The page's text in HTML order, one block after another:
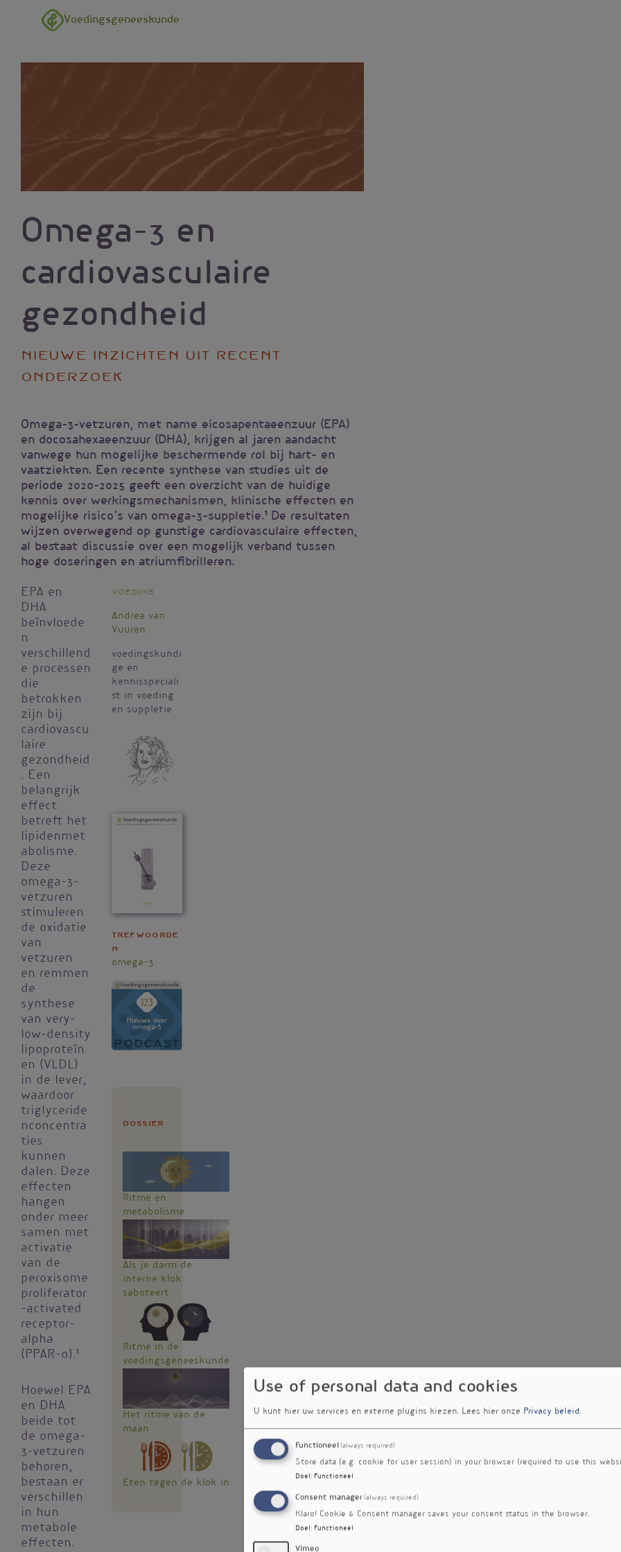
Overslaan en naar de inhoud gaan
Voedingsgeneeskunde
Omega-3 en
cardiovasculaire
gezondheid
Nieuwe inzichten uit recent
onderzoek
Omega-3-vetzuren, met name eicosapentaeenzuur (EPA)
en docosahexaeenzuur (DHA), krijgen al jaren aandacht
vanwege hun mogelijke beschermende rol bij hart- en
vaatziekten. Een recente synthese van studies uit de
periode 2020-2025 geeft een overzicht van de huidige
kennis over werkingsmechanismen, klinische effecten en
mogelijke risico’s van omega-3-suppletie.¹ De resultaten
wijzen overwegend op gunstige cardiovasculaire effecten,
al bestaat discussie over een mogelijk verband tussen
hoge doseringen en atriumfibrilleren.
EPA en
DHA
beïnvloede
n
verschillend
e processen
die
betrokken
zijn bij
cardiovascu
laire
gezondheid
. Een
belangrijk
effect
betreft het
lipidenmet
abolisme.
Deze
omega-3-
vetzuren
stimuleren
de oxidatie
van
vetzuren
en remmen
de
synthese
van very-
low-density
lipoproteïn
en (VLDL)
in de lever,
waardoor
triglyceride
nconcentra
ties
kunnen
dalen. Deze
effecten
hangen
onder meer
samen met
activatie
van de
peroxisome
proliferator
-activated
receptor-
alpha
(PPAR-α).¹
Hoewel EPA
en DHA
beide tot
de omega-
3-vetzuren
behoren,
bestaan er
verschillen
in hun
metabole
effecten.
Voeding
Andrea van
Vuuren
voedingskundi
ge en
kennisspeciali
st in voeding
en suppletie
Trefwoorde
n
omega-3
Dossier
Ritme en
metabolisme
Als je darm de
interne klok
saboteert
Ritme in de
voedingsgeneeskunde
Het ritme van de
maan
Eten tegen de klok in
Use of personal data and cookies
U kunt hier uw services en externe plugins kiezen. Lees hier onze Privacy beleid.
Functioneel (always required)
Store data (e.g. cookie for user session) in your browser (required to use this
Doel : Functioneel
Consent manager (always required)
Klaro! Cookie & Consent manager saves your consent status in the browser.
Doel : Functioneel
Vimeo